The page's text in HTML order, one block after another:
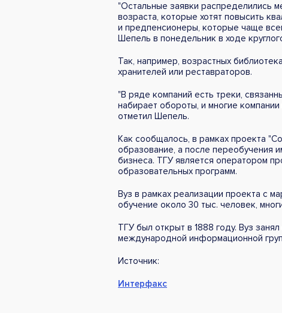
"Остальные заявки распределились
возраста, которые хотят повысить
и предпенсионеры, которые чаще
Шепель в понедельник в ходе
Так, например, возрастных
хранителей или реставраторов.
"В ряде компаний есть треки,
набирает обороты, и многие
отметил Шепель.
Как сообщалось, в рамках проекта
образование, а после переобучения
бизнеса. ТГУ является оператором
образовательных программ.
Вуз в рамках реализации проекта с
обучение около 30 тыс. человек,
ТГУ был открыт в 1888 году. Вуз
международной информационной
Источник:
Интерфакс